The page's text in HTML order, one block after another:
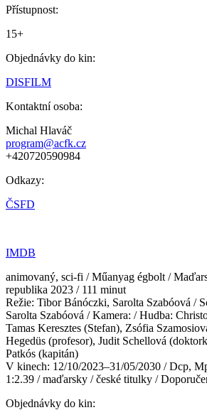
Přístupnost:
15+
Objednávky do kin:
DISFILM
Kontaktní osoba:
Michal Hlaváč
program@acfk.cz
+420720590984
Odkazy:
ČSFD
IMDB
animovaný, sci-fi / Műanyag égbolt /
republika 2023 / 111 minut
Režie: Tibor Bánóczki, Sarolta Szabóová /
Sarolta Szabóová / Kamera: / Hudba:
Tamas Keresztes (Stefan), Zsófia
Hegedüs (profesor), Judit Schellová
Patkós (kapitán)
V kinech: 12/10/2023–31/05/2030 / Dcp,
1:2.39 / maďarsky / české titulky /
Objednávky do kin: